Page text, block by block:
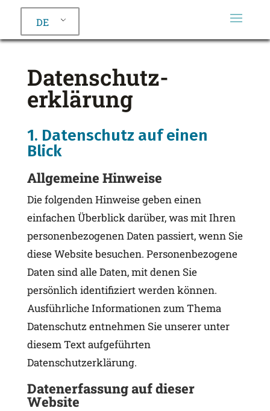
DE
Datenschutz­
erklärung
1. Datenschutz auf einen
Blick
Allgemeine Hinweise
Die folgenden Hinweise geben einen
einfachen Überblick darüber, was mit Ihren
personenbezogenen Daten passiert, wenn Sie
diese Website besuchen. Personenbezogene
Daten sind alle Daten, mit denen Sie
persönlich identifiziert werden können.
Ausführliche Informationen zum Thema
Datenschutz entnehmen Sie unserer unter
diesem Text aufgeführten
Datenschutzerklärung.
Datenerfassung auf dieser
Website